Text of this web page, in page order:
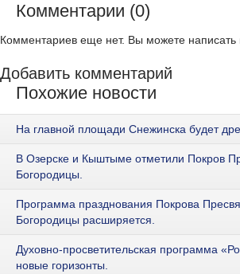
Комментарии (0)
Комментариев еще нет. Вы можете написать
Добавить комментарий
Похожие новости
На главной площади Снежинска будет
В Озерске и Кыштыме отметили Покров
Богородицы.
Программа празднования Покрова
Богородицы расширяется.
Духовно-просветительская программа
новые горизонты.